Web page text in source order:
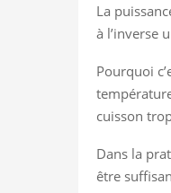
La
à l’inverse
Pourquoi
cuisson
Dans la
être